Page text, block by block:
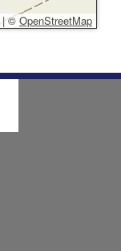
|©OpenStreetMap